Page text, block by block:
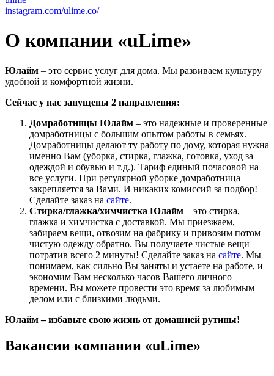
instagram.com/ulime.co/
О компании «uLime»
Юлайм – это сервис услуг для дома. Мы развиваем культуру
удобной и комфортной жизни.
Сейчас у нас запущены 2 направления:
Домработницы Юлайм – это надежные и проверенные
домработницы с большим опытом работы в семьях.
Домработницы делают ту работу по дому, которая нужна
именно Вам (уборка, стирка, глажка, готовка, уход за
одеждой и обувью и т.д.). Тариф единый почасовой на
все услуги. При регулярной уборке домработница
закрепляется за Вами. И никаких комиссий за подбор!
Сделайте заказ на сайте.
Стирка/глажка/химчистка Юлайм – это стирка,
глажка и химчистка с доставкой. Мы приезжаем,
забираем вещи, отвозим на фабрику и привозим потом
чистую одежду обратно. Вы получаете чистые вещи
потратив всего 2 минуты! Сделайте заказ на сайте. Мы
понимаем, как сильно Вы заняты и устаете на работе, и
экономим Вам несколько часов Вашего личного
времени. Вы можете провести это время за любимым
делом или с близкими людьми.
Юлайм – избавьте свою жизнь от домашней рутины!
Вакансии компании «uLime»